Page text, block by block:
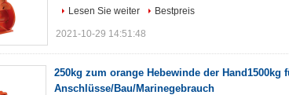
Lesen Sie weiter Bestpreis
2021-10-29 14:51:48
250kg zum orange Hebewinde der Hand1500kg
Anschlüsse/Bau/Marinegebrauch